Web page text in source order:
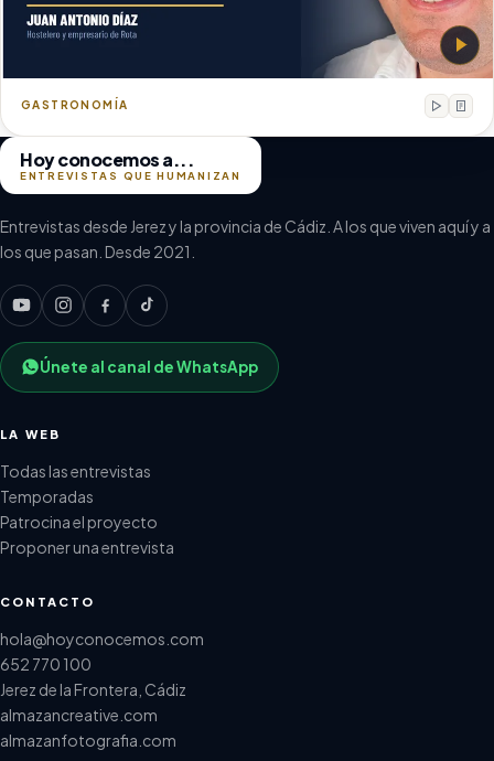
Juan Antonio Díaz
Hostelero y empresario de Rota
GASTRONOMÍA
Hoy conocemos a...
ENTREVISTAS QUE HUMANIZAN
Entrevistas desde Jerez y la provincia de Cádiz. A los que viven aquí y a
los que pasan. Desde 2021.
Únete al canal de WhatsApp
LA WEB
Todas las entrevistas
Temporadas
Patrocina el proyecto
Proponer una entrevista
CONTACTO
hola@hoyconocemos.com
652 770 100
Jerez de la Frontera, Cádiz
almazancreative.com
almazanfotografia.com